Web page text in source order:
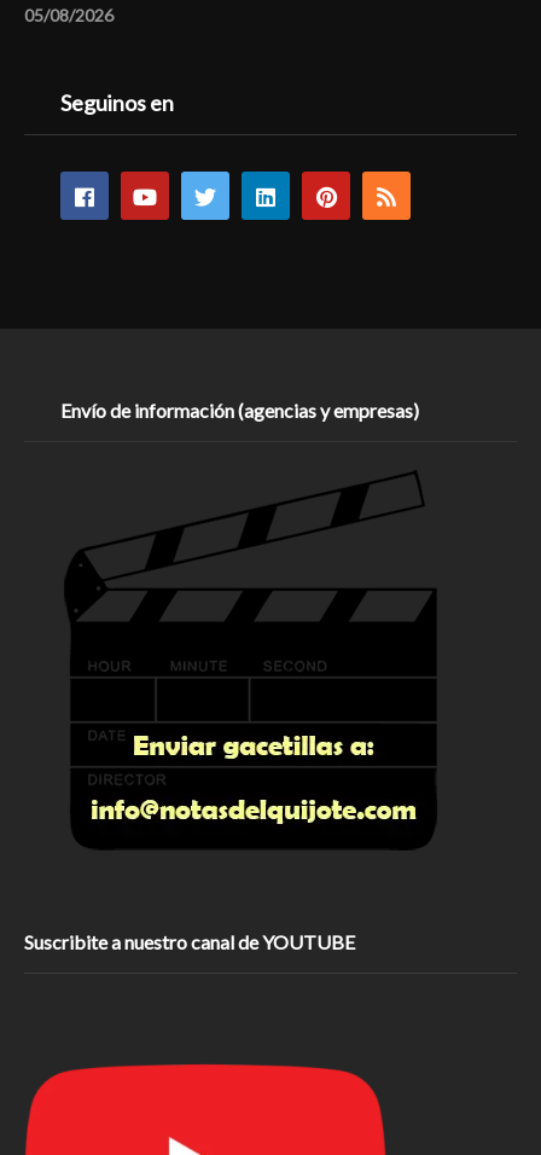
05/08/2026
Seguinos en
Envío de información (agencias y empresas)
Suscribite a nuestro canal de YOUTUBE